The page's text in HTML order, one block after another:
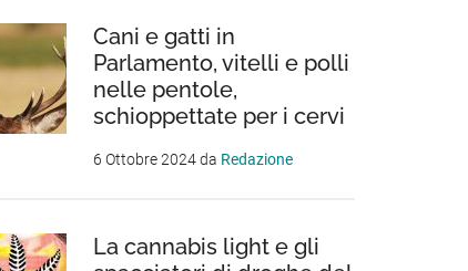
Cani e gatti in
Parlamento, vitelli e polli
nelle pentole,
schioppettate per i cervi
6 Ottobre 2024da Redazione
La cannabis light e gli